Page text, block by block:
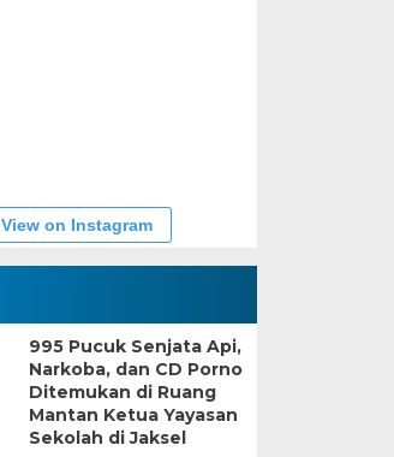
View on Instagram
995 Pucuk Senjata Api,
Narkoba, dan CD Porno
Ditemukan di Ruang
Mantan Ketua Yayasan
Sekolah di Jaksel